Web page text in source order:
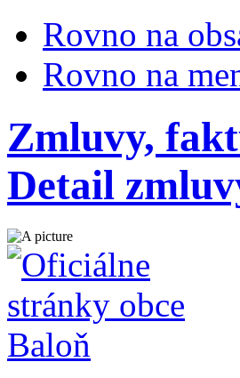
Rovno na
Rovno na
Zmluvy,
Detail